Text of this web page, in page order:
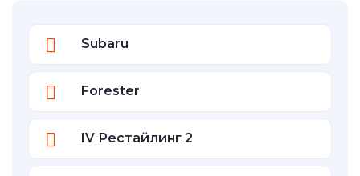
Subaru
Forester
IV Рестайлинг 2